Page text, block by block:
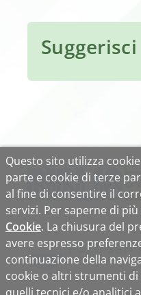
Questo sito utilizza
parte e cookie di terze
al fine di consentire il
servizi. Per saperne di
Cookie. La chiusura del
avere espresso
continuazione della
cookie o altri strumenti